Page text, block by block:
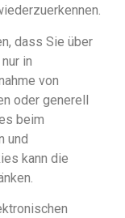
dass Sie über
in
von
oder generell
beim
und
kann die